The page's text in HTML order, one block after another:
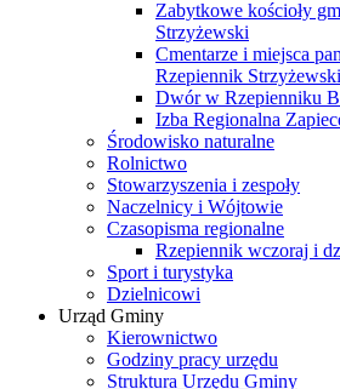
Zabytkowe kościoły
Strzyżewski
Cmentarze i miejsca
Rzepiennik Strzyżewski
Dwór w Rzepienniku
Izba Regionalna
Środowisko naturalne
Rolnictwo
Stowarzyszenia i zespoły
Naczelnicy i Wójtowie
Czasopisma regionalne
Rzepiennik wczoraj i
Sport i turystyka
Dzielnicowi
Urząd Gminy
Kierownictwo
Godziny pracy urzędu
Struktura Urzędu Gminy